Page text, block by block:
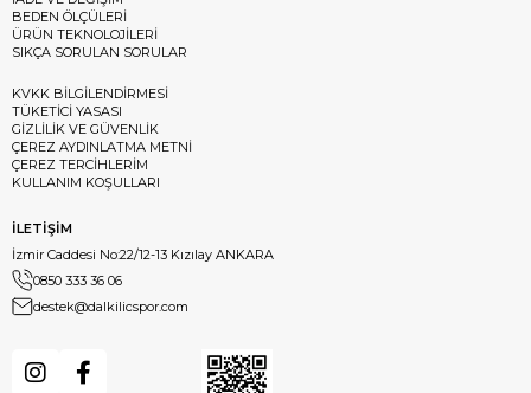
BEDEN ÖLÇÜLERİ
ÜRÜN TEKNOLOJİLERİ
SIKÇA SORULAN SORULAR
KVKK BİLGİLENDİRMESİ
TÜKETİCİ YASASI
GİZLİLİK VE GÜVENLİK
ÇEREZ AYDINLATMA METNİ
ÇEREZ TERCİHLERİM
KULLANIM KOŞULLARI
İLETİŞİM
İzmir Caddesi No:22/12-13 Kızılay ANKARA
0850 333 36 06
destek@dalkilicspor.com